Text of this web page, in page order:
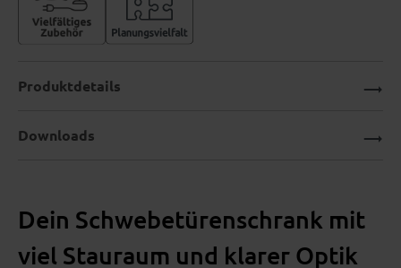
Dein Schwebetürenschrank mit
viel Stauraum und klarer Optik
Produktdetails
Downloads